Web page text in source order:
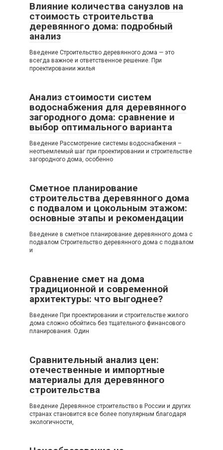
Влияние количества санузлов на
стоимость строительства
деревянного дома: подробный
анализ
Введение Строительство деревянного дома — это
всегда важное и ответственное решение. При
проектировании жилья
Анализ стоимости систем
водоснабжения для деревянного
загородного дома: сравнение и
выбор оптимального варианта
Введение Рассмотрение системы водоснабжения –
неотъемлемый шаг при проектировании и строительстве
загородного дома, особенно
Сметное планирование
строительства деревянного дома
с подвалом и цокольным этажом:
основные этапы и рекомендации
Введение в сметное планирование деревянного дома с
подвалом Строительство деревянного дома с подвалом
и
Сравнение смет на дома
традиционной и современной
архитектуры: что выгоднее?
Введение При проектировании и строительстве жилого
дома сложно обойтись без тщательного финансового
планирования. Один
Сравнительный анализ цен:
отечественные и импортные
материалы для деревянного
строительства
Введение Деревянное строительство в России и других
странах становится все более популярным благодаря
экологичности,